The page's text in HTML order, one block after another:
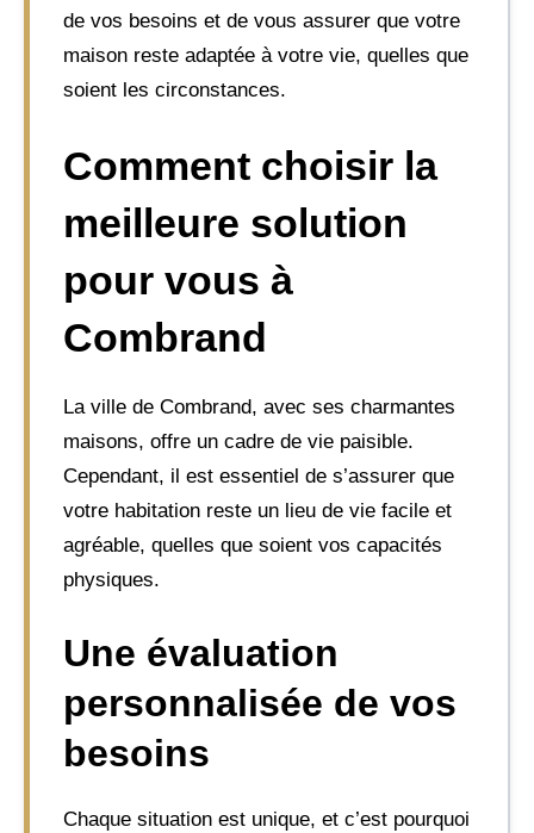
de vos besoins et de vous assurer que votre
maison reste adaptée à votre vie, quelles que
soient les circonstances.
Comment choisir la
meilleure solution
pour vous à
Combrand
La ville de Combrand, avec ses charmantes
maisons, offre un cadre de vie paisible.
Cependant, il est essentiel de s’assurer que
votre habitation reste un lieu de vie facile et
agréable, quelles que soient vos capacités
physiques.
Une évaluation
personnalisée de vos
besoins
Chaque situation est unique, et c’est pourquoi